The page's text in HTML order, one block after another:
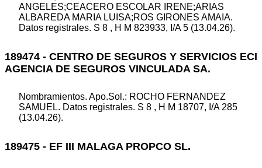
ANGELES;CEACERO ESCOLAR IRENE;ARIAS
ALBAREDA MARIA LUISA;ROS GIRONES AMAIA.
Datos registrales. S 8 , H M 823933, I/A 5 (13.04.26).
189474 - CENTRO DE SEGUROS Y SERVICIOS ECI
AGENCIA DE SEGUROS VINCULADA SA.
Nombramientos. Apo.Sol.: ROCHO FERNANDEZ
SAMUEL. Datos registrales. S 8 , H M 18707, I/A 285
(13.04.26).
189475 - EF III MALAGA PROPCO SL.